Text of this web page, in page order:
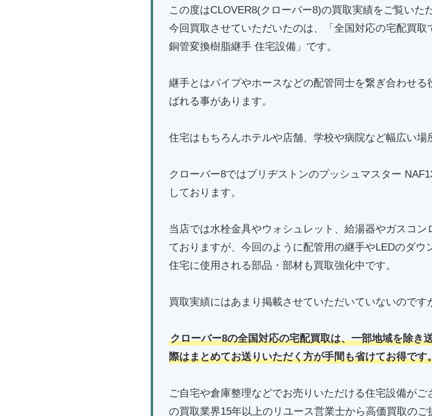
この度はCLOVER8(クローバー8)の買取実績をご覧いた
今回買取させていただいたのは、「全国対応の宅配買
銅管変換樹脂継手 住宅設備」です。
継手とはパイプやホースなどの配管同士を繋ぎ合わせ
ばれる事があります。
住宅はもちろんホテルや店舗、学校や病院など幅広い場
クローバー8ではブリヂストンのプッシュマスター
しております。
当店では水栓金具やウォシュレット、給湯器やガスコ
ておりますが、今回のように配管用の継手やLEDのダ
住宅に使用される部品・部材も買取強化中です。
買取実績にはあまり掲載させていただいていないのです
クローバー8の全国対応の宅配買取は、一部地域を除き
際はまとめてお送りいただく方が手間も省けてお得です
ご自宅や倉庫整理などでお売りいただける住宅設備が
の買取業界15年以上のリユース営業士から高価買取のご